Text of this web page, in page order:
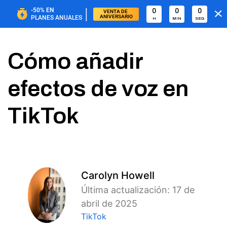
-50% EN
PLANES ANUALES |
VENTA DE
ANIVERSARIO
0
H
0
MIN
0
SEG
Cómo añadir
efectos de voz en
TikTok
Carolyn Howell
Última actualización: 17 de
abril de 2025
TikTok